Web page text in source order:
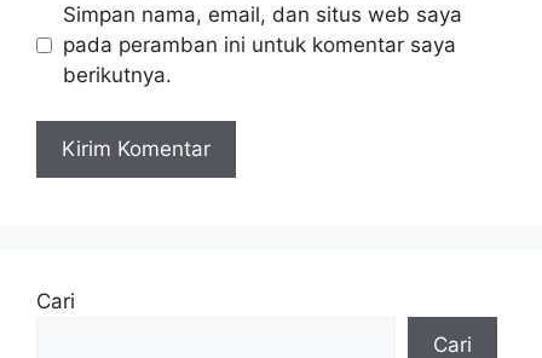
Simpan nama, email, dan situs web saya
pada peramban ini untuk komentar saya
berikutnya.
Cari
Cari